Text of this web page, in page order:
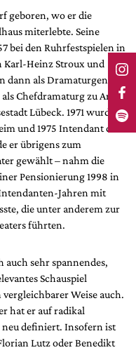
geboren, wo er die
miterlebte. Seine
bei den Ruhrfestspielen in
Karl-Heinz Stroux und
dann als Dramaturgen ans
Chefdramaturg zu Arno
Lübeck. 1971 wurde
und 1975 Intendant der
er übrigens zum
gewählt – nahm die
Pensionierung 1998 in
Jahren mit
die unter anderem zur
führten.
sehr spannendes,
Schauspiel
vergleichbarer Weise auch.
hat er auf radikal
neu definiert. Insofern ist
Lutz oder Benedikt